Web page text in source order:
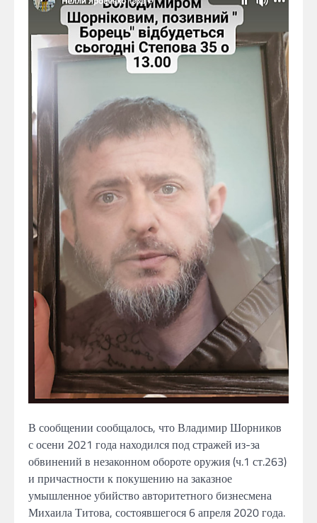
В сообщении сообщалось, чтоВладимир Шорников
с осени 2021 года находился под стражей из-за
обвинений в незаконном обороте оружия (ч.1 ст.263)
и причастности к покушению на заказное
умышленное убийствоавторитетногобизнесмена
Михаила Титова, состоявшегося 6 апреля 2020 года.